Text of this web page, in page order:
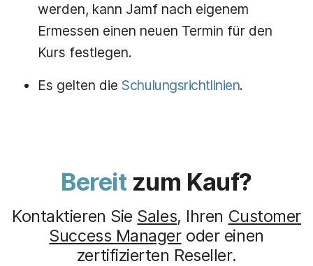
werden, kann Jamf nach eigenem
Ermessen einen neuen Termin für den
Kurs festlegen.
Es gelten dieSchulungsrichtlinien.
Bereitzum Kauf?
Kontaktieren Sie Sales, Ihren Customer
Success Manageroder einen
zertifizierten Reseller.